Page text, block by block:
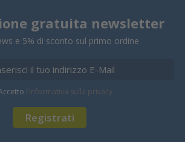
gratuita newsletter
e 5% di sconto sul primo ordine
Registrati
l’informativa sulla privacy